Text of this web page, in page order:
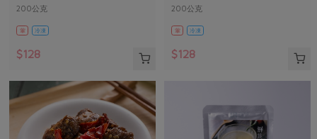
200公克
葷 冷凍
$128
200公克
葷 冷凍
$128